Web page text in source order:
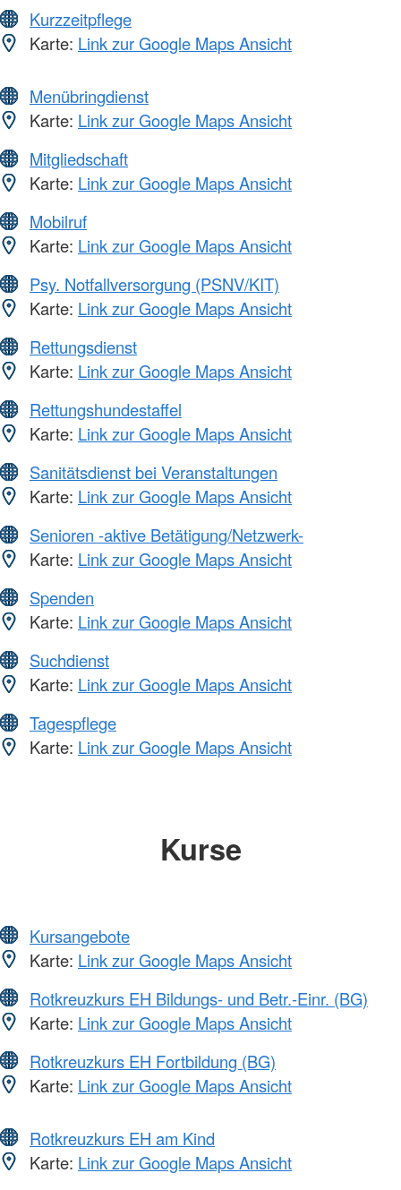
Kurzzeitpflege
Karte: Link zur Google Maps Ansicht
Menübringdienst
Karte: Link zur Google Maps Ansicht
Mitgliedschaft
Karte: Link zur Google Maps Ansicht
Mobilruf
Karte: Link zur Google Maps Ansicht
Psy. Notfallversorgung (PSNV/KIT)
Karte: Link zur Google Maps Ansicht
Rettungsdienst
Karte: Link zur Google Maps Ansicht
Rettungshundestaffel
Karte: Link zur Google Maps Ansicht
Sanitätsdienst bei Veranstaltungen
Karte: Link zur Google Maps Ansicht
Senioren -aktive Betätigung/Netzwerk-
Karte: Link zur Google Maps Ansicht
Spenden
Karte: Link zur Google Maps Ansicht
Suchdienst
Karte: Link zur Google Maps Ansicht
Tagespflege
Karte: Link zur Google Maps Ansicht
Kurse
Kursangebote
Karte: Link zur Google Maps Ansicht
Rotkreuzkurs EH Bildungs- und Betr.-Einr. (BG)
Karte: Link zur Google Maps Ansicht
Rotkreuzkurs EH Fortbildung (BG)
Karte: Link zur Google Maps Ansicht
Rotkreuzkurs EH am Kind
Karte: Link zur Google Maps Ansicht